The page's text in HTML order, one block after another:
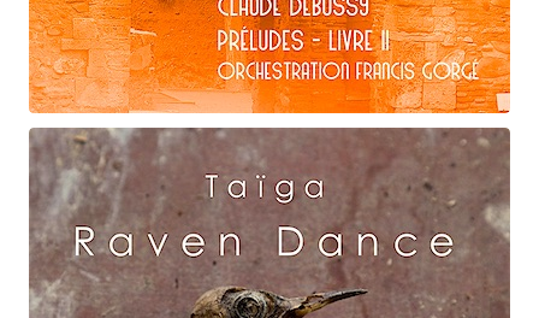
Claude Debussy
La puerta del vino